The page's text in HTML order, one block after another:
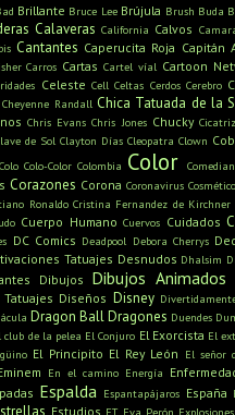
Brillante Bruce Lee Brújula Brush Buda
Calaveras California Calvos
Cantantes Caperucita Roja Capitán
Carros Cartas Cartel víal Cartoon
Celeste Cell Celtas Cerdos Cerebro
Cheyenne Randall Chica Tatuada de la
Chris Evans Chris Jones Chucky Cicatriz
de Sol Clayton Días Cleopatra Clown
Colo-Color Colombia Color
Corazones Corona Coronavirus
Ronaldo Cristina Fernandez de Kirchner
Cuerpo Humano Cuervos Cuidados
DC Comics Deadpool Debora Cherrys
Tatuajes Desnudos Dhalsim
Dibujos Dibujos Animados
Diseños Disney
Dragon BallDragones Duendes
club de la pelea El Conjuro El Exorcista El
El Principito El Rey León El señor
En el camino Energía
Espalda Espantapájaros España
Estudios